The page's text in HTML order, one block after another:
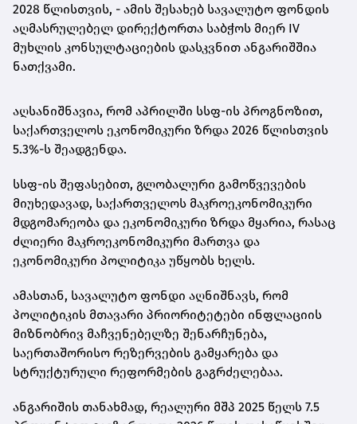
2028 წლისთვის, - ამის შესახებ სავალუტო ფონდის
აღმასრულებელ დირექტორთა საბჭოს მიერ IV
მუხლის კონსულტაციების დასკვნით ანგარიშშია
ნათქვამი.
აღსანიშნავია, რომ აპრილში სსფ-ის პროგნოზით,
საქართველოს ეკონომიკური ზრდა 2026 წლისთვის
5.3%-ს შეადგენდა.
სსფ-ის შეფასებით, გლობალური გამოწვევების
მიუხედავად, საქართველოს მაკროეკონომიკური
მდგომარეობა და ეკონომიკური ზრდა მყარია, რასაც
ძლიერი მაკროეკონომიკური მართვა და
ეკონომიკური პოლიტიკა უწყობს ხელს.
ამასთან, სავალუტო ფონდი აღნიშნავს, რომ
პოლიტიკის მთავარი პრიორიტეტები ინფლაციის
მიზნობრივ მაჩვენებელზე შენარჩუნება,
საერთაშორისო რეზერვების გამყარება და
სტრუქტურული რეფორმების გაგრძელებაა.
ანგარიშის თანახმად, რეალური მშპ 2025 წელს 7.5